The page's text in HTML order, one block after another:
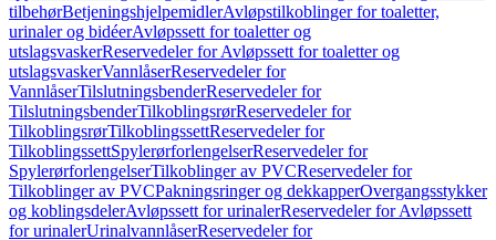
tilbehørBetjeningshjelpemidlerAvløpstilkoblinger for toaletter,
urinaler og bidéerAvløpssett for toaletter og
utslagsvaskerReservedeler for Avløpssett for toaletter og
utslagsvaskerVannlåserReservedeler for
VannlåserTilslutningsbenderReservedeler for
TilslutningsbenderTilkoblingsrørReservedeler for
TilkoblingsrørTilkoblingssettReservedeler for
TilkoblingssettSpylerørforlengelserReservedeler for
SpylerørforlengelserTilkoblinger av PVCReservedeler for
Tilkoblinger av PVCPakningsringer og dekkapperOvergangsstykker
og koblingsdelerAvløpssett for urinalerReservedeler for Avløpssett
for urinalerUrinalvannlåserReservedeler for